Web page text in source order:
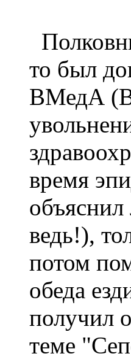
то был
ВМедА
время
ведь!),
потом
обеда
получил
теме